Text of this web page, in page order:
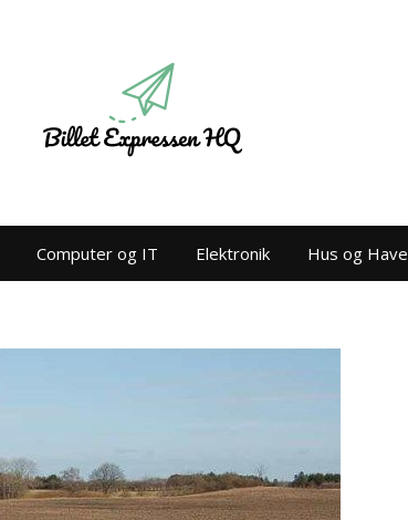
Computer og IT Elektronik Hus og Have